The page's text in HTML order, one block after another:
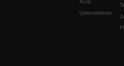
AGB
Unternehmen